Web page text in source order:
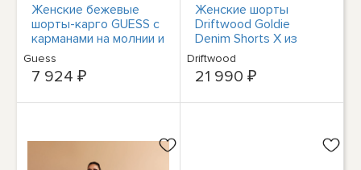
Женские бежевые
шорты-карго GUESS с
карманами на молнии и
манжетами на высокой
посадке и пуговицах
31
Guess
7 924 ₽
Женские шорты
Driftwood Goldie
Denim Shorts X из
денима на джинсовой
ткани
Driftwood
21 990 ₽